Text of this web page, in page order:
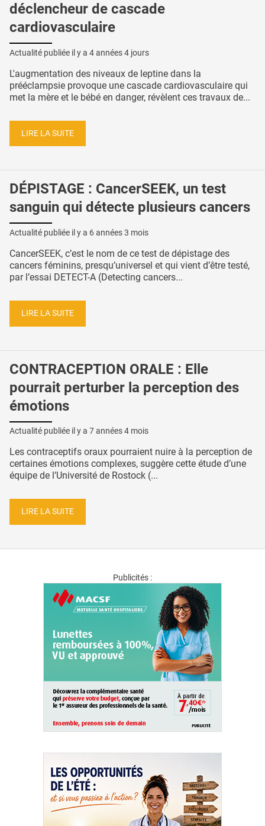
déclencheur de cascade
cardiovasculaire
Actualité publiée il y a 4 années 4 jours
L'augmentation des niveaux de leptine dans la
prééclampsie provoque une cascade cardiovasculaire qui
met la mère et le bébé en danger, révèlent ces travaux de...
LIRE LA SUITE
DÉPISTAGE : CancerSEEK, un test
sanguin qui détecte plusieurs cancers
Actualité publiée il y a 6 années 3 mois
CancerSEEK, c’est le nom de ce test de dépistage des
cancers féminins, presqu’universel et qui vient d’être testé,
par l’essai DETECT-A (Detecting cancers...
LIRE LA SUITE
CONTRACEPTION ORALE : Elle
pourrait perturber la perception des
émotions
Actualité publiée il y a 7 années 4 mois
Les contraceptifs oraux pourraient nuire à la perception de
certaines émotions complexes, suggère cette étude d’une
équipe de l’Université de Rostock (...
LIRE LA SUITE
Publicités :